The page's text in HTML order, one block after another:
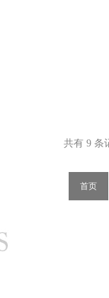
共有 9 条
首页